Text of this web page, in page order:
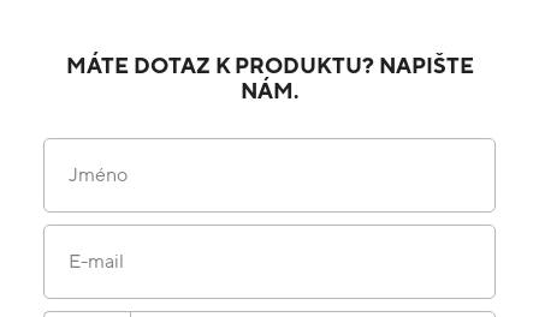
MÁTE DOTAZ K PRODUKTU? NAPIŠTE
NÁM.
Jméno
E-mail